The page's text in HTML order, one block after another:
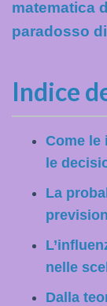
matematica
paradosso
Indice
Come le
le
La
nelle
Dalla